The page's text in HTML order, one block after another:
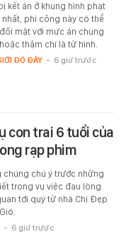
kết án ở khung hình phạt
nhất, phi công này có thể
mặt với mức án chung
thậm chí là tử hình.
ĐÓ ĐÂY - 6 giờ trước
con trai 6 tuổi của
rạp phim
chúng chú ý trước những
trong vụ việc đau lòng
tới quý tử nhà Chị Đẹp
- 6 giờ trước